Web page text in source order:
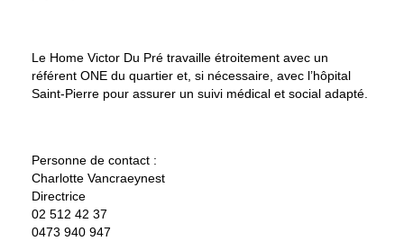
Le Home Victor Du Pré travaille étroitement avec un
référent ONE du quartier et, si nécessaire, avec l’hôpital
Saint-Pierre pour assurer un suivi médical et social adapté.
Personne de contact :
Charlotte Vancraeynest
Directrice
02 512 42 37
0473 940 947